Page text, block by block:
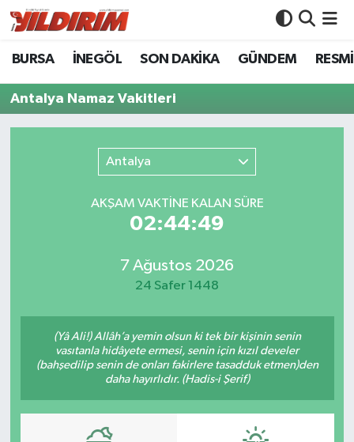
BURSA İNEGÖL SON DAKİKA GÜNDEM
Antalya Namaz Vakitleri
Antalya
AKŞAM VAKTİNE KALAN SÜRE
02:44:49
7 Ağustos 2026
24 Safer 1448
(Yâ Ali!) Allâh’a yemin olsun ki tek bir kişinin senin
vasıtanla hidâyete ermesi, senin için kızıl develer
(bahşedilip senin de onları fakirlere tasadduk etmen)den
daha hayırlıdır. (Hadis-i Şerif)
BURSA
İNEGÖL
RESMİ İLANLAR
KÖŞE YAZILARI
YAŞAM
Bursa Nöbetçi Eczaneler
Bursa Hava Durumu
Süper Lig Puan Durumu ve Fikstür
Tüm Manşetler
Haber Arşivi